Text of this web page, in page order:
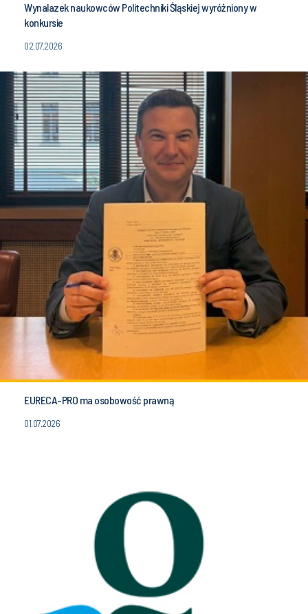
Wynalazek naukowców Politechniki Śląskiej wyróżniony w
konkursie
02.07.2026
EURECA-PRO ma osobowość prawną
01.07.2026